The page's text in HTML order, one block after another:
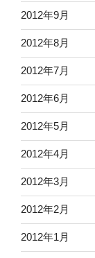
2012年9月
2012年8月
2012年7月
2012年6月
2012年5月
2012年4月
2012年3月
2012年2月
2012年1月